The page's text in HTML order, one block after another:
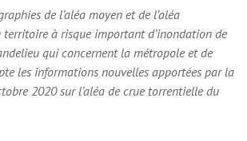
de l’aléa moyen et de l’aléa
à risque important d’inondation de
qui concernent la métropole et de
les informations nouvelles apportées par la
2020 sur l’aléa de crue torrentielle du